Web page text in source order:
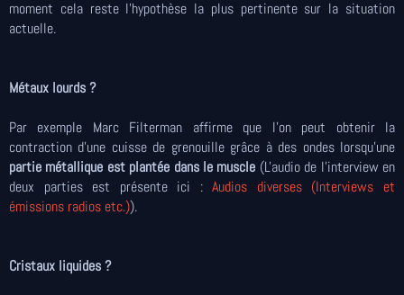
moment cela reste l'hypothèse la plus pertinente sur la situation
actuelle.
Métaux lourds ?
Par exemple Marc Filterman affirme que l'on peut obtenir la
contraction d'une cuisse de grenouille grâce à des ondes lorsqu'une
partie métallique est plantée dans le muscle (L'audio de l'interview en
deux parties est présente ici :Audios diverses (Interviews et
émissions radios etc.)).
Cristaux liquides ?